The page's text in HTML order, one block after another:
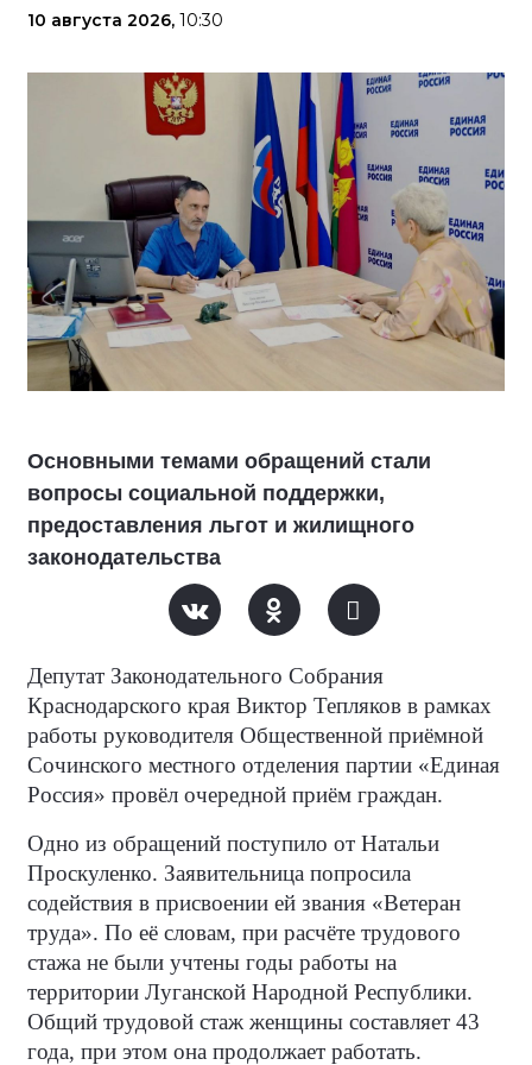
10 августа 2026, 10:30
Основными темами обращений стали
вопросы социальной поддержки,
предоставления льгот и жилищного
законодательства
Депутат Законодательного Собрания
Краснодарского края Виктор Тепляков в рамках
работы руководителя Общественной приёмной
Сочинского местного отделения партии «Единая
Россия» провёл очередной приём граждан.
Одно из обращений поступило от Натальи
Проскуленко. Заявительница попросила
содействия в присвоении ей звания «Ветеран
труда». По её словам, при расчёте трудового
стажа не были учтены годы работы на
территории Луганской Народной Республики.
Общий трудовой стаж женщины составляет 43
года, при этом она продолжает работать.